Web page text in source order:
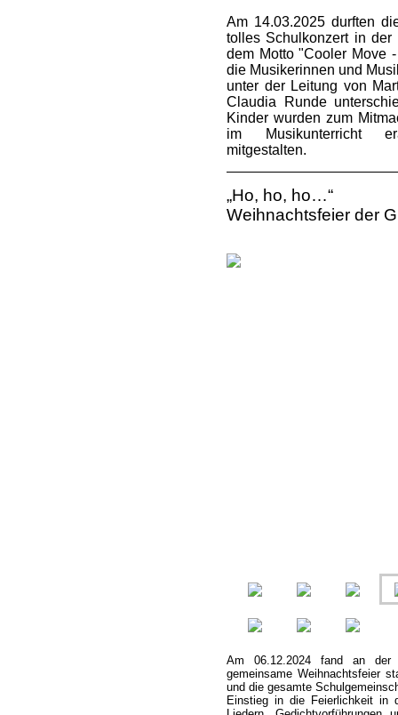
Am 14.03.2025 durften
tolles Schulkonzert in der
dem Motto "Cooler Move
die Musikerinnen und
unter der Leitung von
Claudia Runde
Kinder wurden zum
im Musikunterricht
mitgestalten.
„Ho,
Weihnachtsfeier der
Am 06.12.2024 fand an der
gemeinsame Weihnachtsfeier
und die gesamte
Einstieg in die Feierlichkeit in